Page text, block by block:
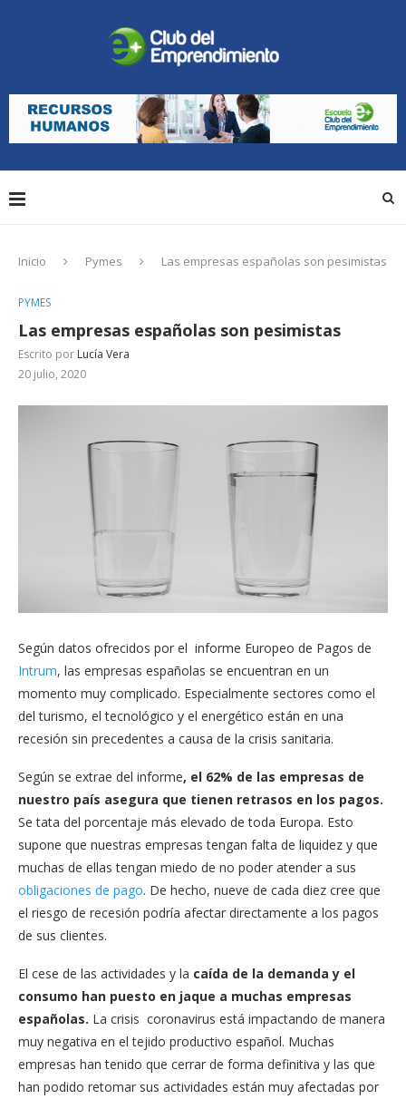
Inicio Pymes Las empresas españolas son pesimistas
PYMES
Las empresas españolas son pesimistas
Escrito por Lucía Vera
20 julio, 2020
Según datos ofrecidos por el informe Europeo de Pagos de
Intrum, las empresas españolas se encuentran en un
momento muy complicado. Especialmente sectores como el
del turismo, el tecnológico y el energético están en una
recesión sin precedentes a causa de la crisis sanitaria.
Según se extrae del informe, el 62% de las empresas de
nuestro país asegura que tienen retrasos en los pagos.
Se tata del porcentaje más elevado de toda Europa. Esto
supone que nuestras empresas tengan falta de liquidez y que
muchas de ellas tengan miedo de no poder atender a sus
obligaciones de pago. De hecho, nueve de cada diez cree que
el riesgo de recesión podría afectar directamente a los pagos
de sus clientes.
El cese de las actividades y la caída de la demanda y el
consumo han puesto en jaque a muchas empresas
españolas. La crisis coronavirus está impactando de manera
muy negativa en el tejido productivo español. Muchas
empresas han tenido que cerrar de forma definitiva y las que
han podido retomar sus actividades están muy afectadas por